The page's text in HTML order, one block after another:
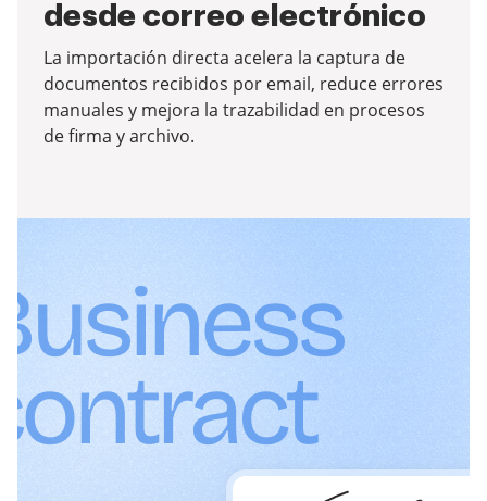
desde correo electrónico
La importación directa acelera la captura de
documentos recibidos por email, reduce errores
manuales y mejora la trazabilidad en procesos
de firma y archivo.